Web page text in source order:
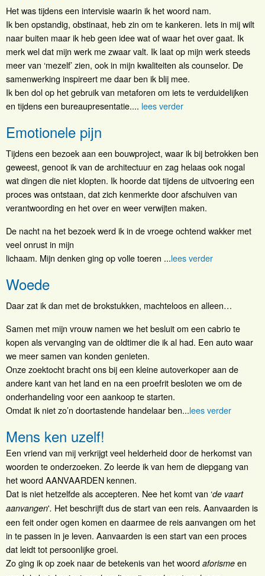
Het was tijdens een intervisie waarin ik het woord nam.
Ik ben opstandig, obstinaat, heb zin om te kankeren. Iets in mij wilt
naar buiten maar ik heb geen idee wat of waar het over gaat. Ik
merk wel dat mijn werk me zwaar valt. Ik laat op mijn werk steeds
meer van ‘mezelf’ zien, ook in mijn kwaliteiten als counselor. De
samenwerking inspireert me daar ben ik blij mee.
Ik ben dol op het gebruik van metaforen om iets te verduidelijken
en tijdens een bureaupresentatie.... lees verder
Emotionele pijn
Tijdens een bezoek aan een bouwproject, waar ik bij betrokken ben
geweest, genoot ik van de architectuur en zag helaas ook nogal
wat dingen die niet klopten. Ik hoorde dat tijdens de uitvoering een
proces was ontstaan, dat zich kenmerkte door afschuiven van
verantwoording en het over en weer verwijten maken.
De nacht na het bezoek werd ik in de vroege ochtend wakker met
veel onrust in mijn
lichaam. Mijn denken ging op volle toeren ...lees verder
Woede
Daar zat ik dan met de brokstukken, machteloos en alleen…
Samen met mijn vrouw namen we het besluit om een cabrio te
kopen als vervanging van de oldtimer die ik al had. Een auto waar
we meer samen van konden genieten.
Onze zoektocht bracht ons bij een kleine autoverkoper aan de
andere kant van het land en na een proefrit besloten we om de
onderhandeling voor een aankoop te starten.
Omdat ik niet zo’n doortastende handelaar ben...lees verder
Mens ken uzelf!
Een vriend van mij verkrijgt veel helderheid door de herkomst van
woorden te onderzoeken. Zo leerde ik van hem de diepgang van
het woord AANVAARDEN kennen.
Dat is niet hetzelfde als accepteren. Nee het komt van ‘de vaart
aanvangen'. Het beschrijft dus de start van een reis. Aanvaarden is
een feit onder ogen komen en daarmee de reis aanvangen om het
in te passen in je leven. Aanvaarden is een start van een proces
dat leidt tot persoonlijke groei.
Zo ging ik op zoek naar de betekenis van het woord aforisme en